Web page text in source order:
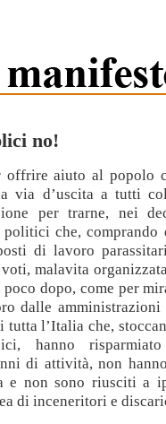
no!
aiuto al popolo
via d’uscita a tutti
per trarne, nei
che, comprando
di lavoro
malavita
dopo, come per
dalle
tutta l’Italia che,
hanno risparmiato
di attività, non
e non sono riusciti a
di inceneritori e